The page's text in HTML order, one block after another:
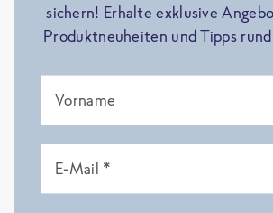
sichern! Erhalte exklusive
Produktneuheiten und Tipps rund
Vorname
E-Mail *